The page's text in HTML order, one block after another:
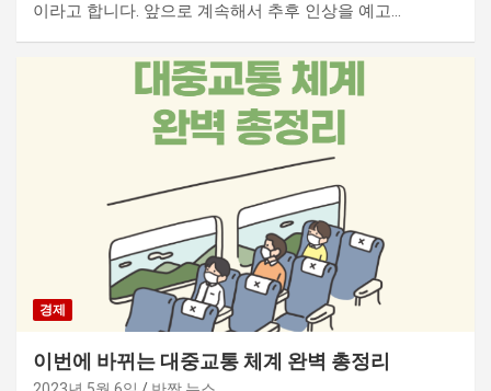
이라고 합니다. 앞으로 계속해서 추후 인상을 예고…
경제
이번에 바뀌는 대중교통 체계 완벽 총정리